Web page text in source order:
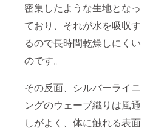
密集したような生地となっ
ており、それが水を吸収す
るので長時間乾燥しにくい
のです。
その反面、シルバーライニ
ングのウェーブ織りは風通
しがよく、体に触れる表面